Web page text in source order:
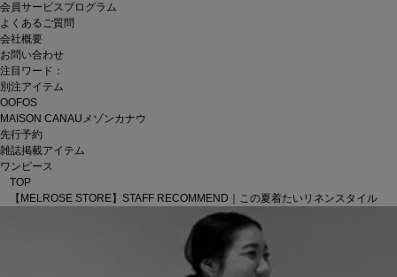
会員サービスプログラム
よくあるご質問
会社概要
お問い合わせ
注目ワード：
別注アイテム
OOFOS
MAISON CANAUメゾンカナウ
先行予約
雑誌掲載アイテム
ワンピース
TOP
【MELROSE STORE】STAFF RECOMMEND｜この夏着たいリネンスタイル